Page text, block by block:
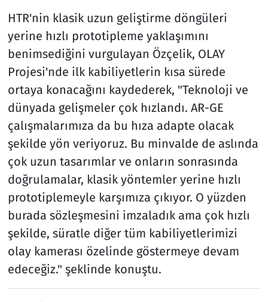
HTR'nin klasik uzun geliştirme döngüleri
yerine hızlı prototipleme yaklaşımını
benimsediğini vurgulayan Özçelik, OLAY
Projesi'nde ilk kabiliyetlerin kısa sürede
ortaya konacağını kaydederek, "Teknoloji ve
dünyada gelişmeler çok hızlandı. AR-GE
çalışmalarımıza da bu hıza adapte olacak
şekilde yön veriyoruz. Bu minvalde de aslında
çok uzun tasarımlar ve onların sonrasında
doğrulamalar, klasik yöntemler yerine hızlı
prototiplemeyle karşımıza çıkıyor. O yüzden
burada sözleşmesini imzaladık ama çok hızlı
şekilde, süratle diğer tüm kabiliyetlerimizi
olay kamerası özelinde göstermeye devam
edeceğiz." şeklinde konuştu.